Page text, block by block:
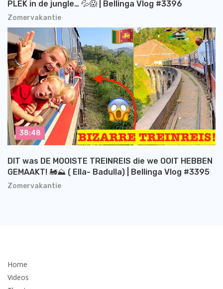
Zomervakantie
PLEK in de jungle… 💦😱 | Bellinga Vlog #3396
Zomervakantie
DIT was DE MOOISTE TREINREIS die we OOIT HEBBEN
GEMAAKT! 🚂⛰️ ( Ella- Badulla) | Bellinga Vlog #3395
38:48
Home
Videos